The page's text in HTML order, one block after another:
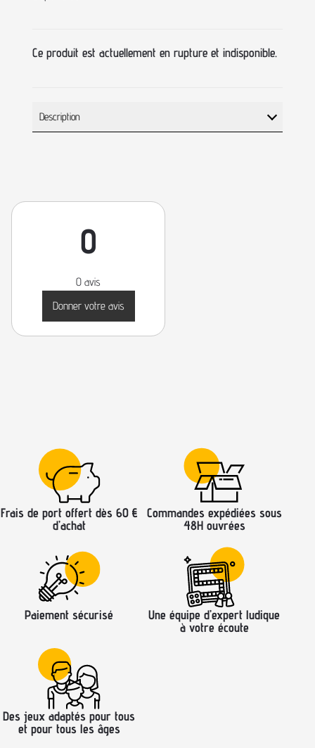
Ce produit est actuellement en rupture et indisponible.
Description
0
0 avis
Donner votre avis
Frais de port offert dès 60 €
d’achat
Commandes expédiées sous
48H ouvrées
Paiement sécurisé
Une équipe d’expert ludique
à votre écoute
Des jeux adaptés pour tous
et pour tous les âges